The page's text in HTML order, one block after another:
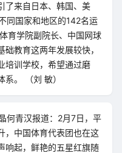
了来自日本、韩国、美
同国家和地区的142名运
育学院副院长、中国网球
教育这两年发展较快，
培训学校，希望通过磨
。 （刘 敏）
何青汉报道：2月7日，平
，中国体育代表团也在这
响起，鲜艳的五星红旗随